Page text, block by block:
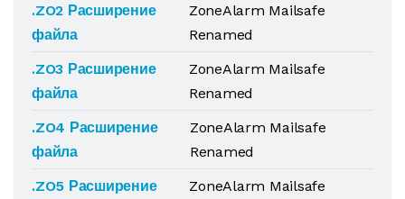
.ZO2 Расширение
файла
ZoneAlarm Mailsafe
Renamed
.ZO3 Расширение
файла
ZoneAlarm Mailsafe
Renamed
.ZO4 Расширение
файла
ZoneAlarm Mailsafe
Renamed
.ZO5 Расширение
ZoneAlarm Mailsafe